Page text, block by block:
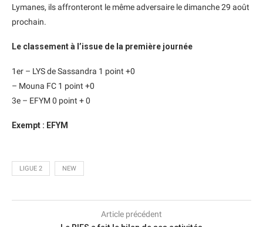
Lymanes, ils affronteront le même adversaire le dimanche 29 août
prochain.
Le classement à l’issue de la première journée
1er – LYS de Sassandra 1 point +0
– Mouna FC 1 point +0
3e – EFYM 0 point + 0
Exempt : EFYM
LIGUE 2 NEW
Article précédent